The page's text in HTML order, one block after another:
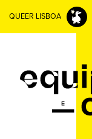
QUEER LISBOA